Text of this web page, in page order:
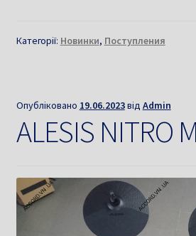
Категорії: Новинки, Поступления
Опубліковано 19.06.2023від Admin
ALESIS NITRO